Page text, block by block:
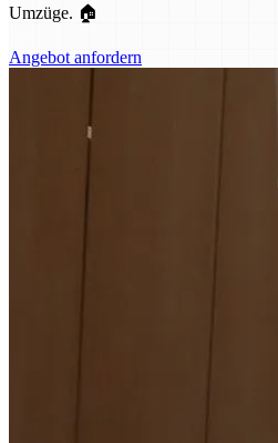
Umzüge. 🏠
Angebot anfordern